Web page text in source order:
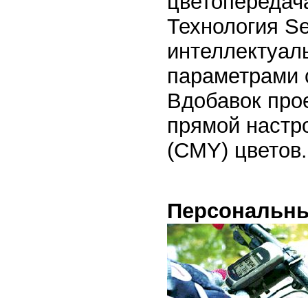
Технология
параметрами
Вдобавок
прямой
(CMY) цветов.